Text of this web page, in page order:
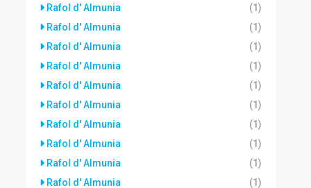
Rafol d' Almunia
(1)
Rafol d' Almunia
(1)
Rafol d' Almunia
(1)
Rafol d' Almunia
(1)
Rafol d' Almunia
(1)
Rafol d' Almunia
(1)
Rafol d' Almunia
(1)
Rafol d' Almunia
(1)
Rafol d' Almunia
(1)
Rafol d' Almunia
(1)